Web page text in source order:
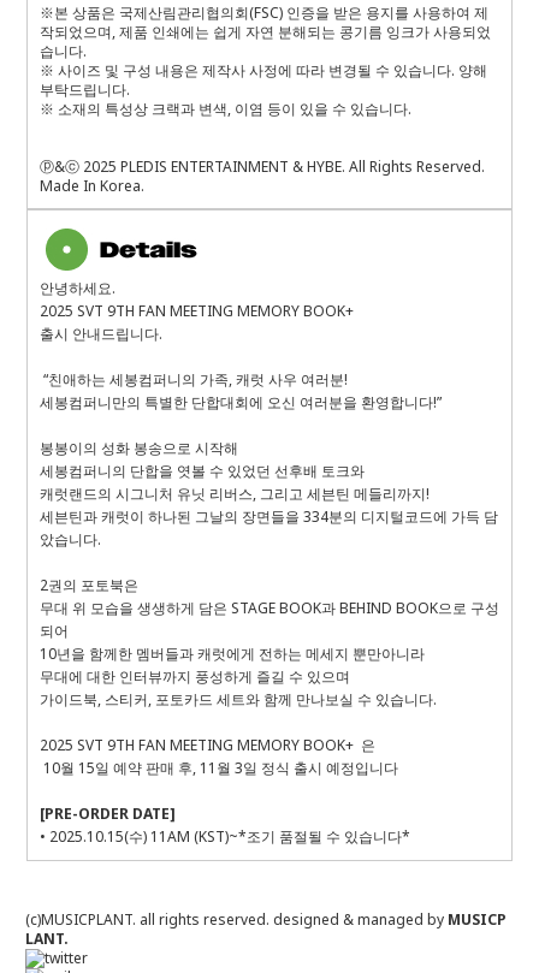
※본 상품은 국제산림관리협의회(FSC) 인증을 받은 용지를 사용하여 제
작되었으며, 제품 인쇄에는 쉽게 자연 분해되는 콩기름 잉크가 사용되었
습니다.
※ 사이즈 및 구성 내용은 제작사 사정에 따라 변경될 수 있습니다. 양해
부탁드립니다.
※ 소재의 특성상 크랙과 변색, 이염 등이 있을 수 있습니다.
ⓟ&ⓒ 2025 PLEDIS ENTERTAINMENT & HYBE. All Rights Reserved.
Made In Korea.
안녕하세요.
2025 SVT 9TH FAN MEETING MEMORY BOOK+
출시 안내드립니다.
“친애하는 세봉컴퍼니의 가족, 캐럿 사우 여러분!
세봉컴퍼니만의 특별한 단합대회에 오신 여러분을 환영합니다!”
봉봉이의 성화 봉송으로 시작해
세봉컴퍼니의 단합을 엿볼 수 있었던 선후배 토크와
캐럿랜드의 시그니처 유닛 리버스, 그리고 세븐틴 메들리까지!
세븐틴과 캐럿이 하나된 그날의 장면들을 334분의 디지털코드에 가득 담
았습니다.
2권의 포토북은
무대 위 모습을 생생하게 담은 STAGE BOOK과 BEHIND BOOK으로 구성
되어
10년을 함께한 멤버들과 캐럿에게 전하는 메세지 뿐만아니라
무대에 대한 인터뷰까지 풍성하게 즐길 수 있으며
가이드북, 스티커, 포토카드 세트와 함께 만나보실 수 있습니다.
2025 SVT 9TH FAN MEETING MEMORY BOOK+ 은
10월 15일 예약 판매 후, 11월 3일 정식 출시 예정입니다
[PRE-ORDER DATE]
• 2025.10.15(수) 11AM (KST)~*조기 품절될 수 있습니다*
(c)MUSICPLANT. all rights reserved. designed & managed by MUSICP
LANT.